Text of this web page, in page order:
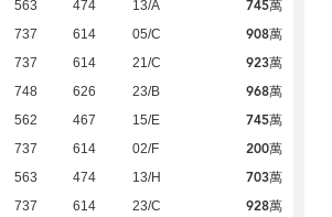
563 474 13/A 745萬
737 614 05/C 908萬
737 614 21/C 923萬
748 626 23/B 968萬
562 467 15/E 745萬
737 614 02/F 200萬
563 474 13/H 703萬
737 614 23/C 928萬